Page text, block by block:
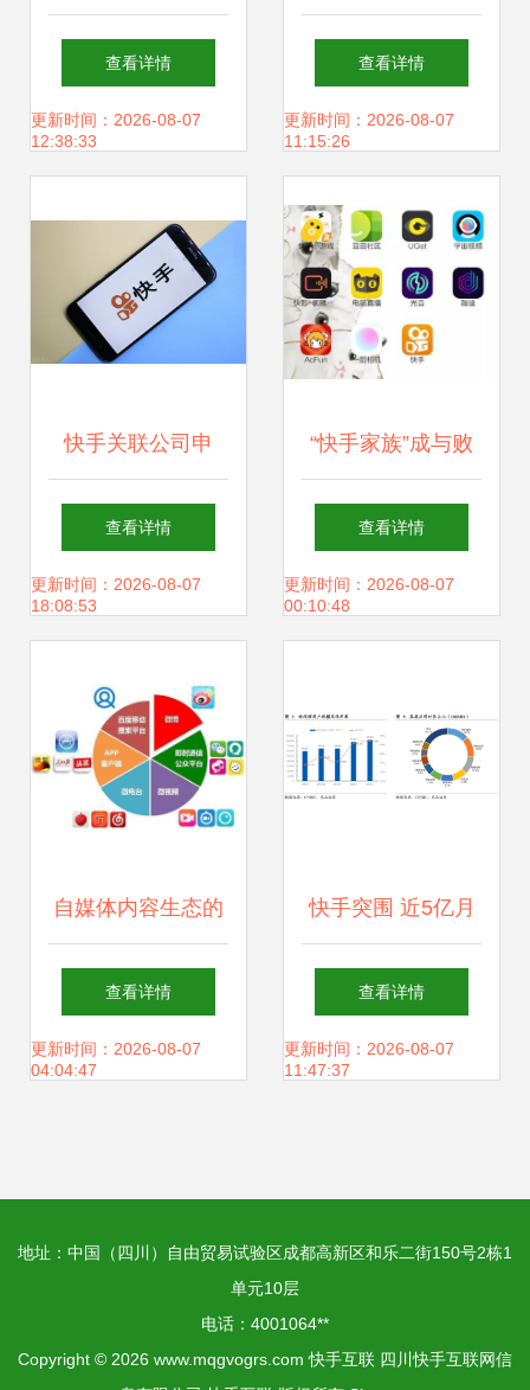
企业接力1.56亿捐
款，物资调配助力
查看详情
更新时间：2026-08-07
12:38:33
标 从昵称到品牌资
产的地域化转型
查看详情
更新时间：2026-08-07
11:15:26
快手关联公司申
请“666”商标背后的
业绩阵痛 2020年
查看详情
更新时间：2026-08-07
18:08:53
“快手家族”成与败
一年10款APP，孵
化易，运营难
查看详情
更新时间：2026-08-07
00:10:48
自媒体内容生态的
极致 像大海一样，
流淌共赢的智慧与
查看详情
更新时间：2026-08-07
04:04:47
快手突围 近5亿月
活用户的广告与电
商双引擎崛起
查看详情
更新时间：2026-08-07
11:47:37
地址：中国（四川）自由贸易试验区成都高新区和乐二街150号2栋1
单元10层
电话：4001064**
Copyright © 2026 www.mqgvogrs.com 快手互联 四川快手互联网信